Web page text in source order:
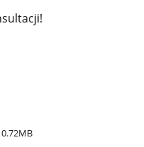
0.72MB